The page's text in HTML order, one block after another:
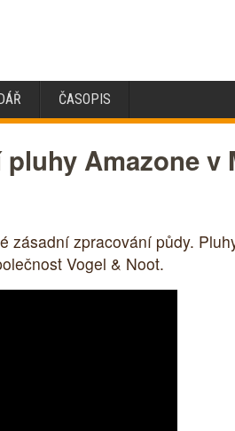
ČASOPIS
Amazone v
zásadní zpracování půdy.
Vogel & Noot.